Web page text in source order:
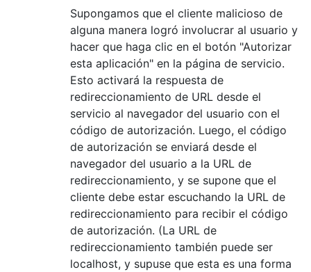
Supongamos que el cliente malicioso de
alguna manera logró involucrar al usuario y
hacer que haga clic en el botón "Autorizar
esta aplicación" en la página de servicio.
Esto activará la respuesta de
redireccionamiento de URL desde el
servicio al navegador del usuario con el
código de autorización. Luego, el código
de autorización se enviará desde el
navegador del usuario a la URL de
redireccionamiento, y se supone que el
cliente debe estar escuchando la URL de
redireccionamiento para recibir el código
de autorización. (La URL de
redireccionamiento también puede ser
localhost, y supuse que esta es una forma